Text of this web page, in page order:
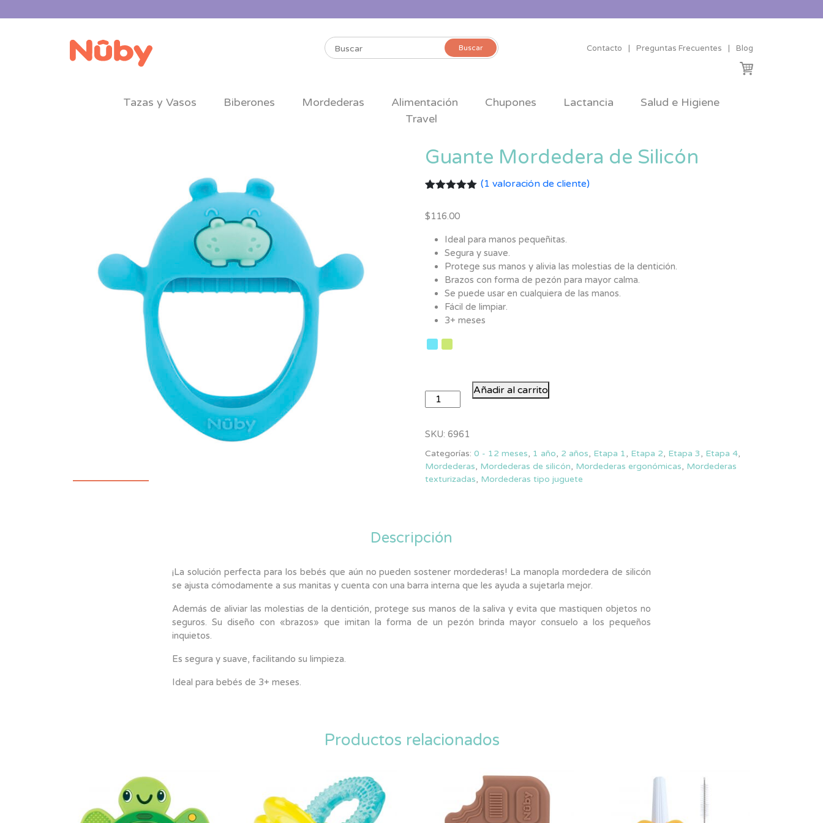
Buscar
Buscar Contacto Preguntas Frecuentes Blog
Tazas y Vasos Biberones Mordederas Alimentación Chupones Lactancia
Salud e Higiene
Travel
Guante Mordedera de Silicón
5 en base
de un
cliente
(1 valoración de cliente)
$116.00
Ideal para manos pequeñitas.
Segura y suave.
Protege sus manos y alivia las molestias de la dentición.
Brazos con forma de pezón para mayor calma.
Se puede usar en cualquiera de las manos.
Fácil de limpiar.
3+ meses
Guante
Mordedera
Silicón
Añadir al carrito
SKU:6961
Categorías:0 - 12 meses, 1 año, 2 años, Etapa 1, Etapa 2, Etapa 3, Etapa 4,
Mordederas, Mordederas de silicón, Mordederas ergonómicas, Mordederas
texturizadas, Mordederas tipo juguete
Descripción
¡La solución perfecta para los bebés que aún no pueden sostener mordederas! La manopla mordedera de silicón
se ajusta cómodamente a sus manitas y cuenta con una barra interna que les ayuda a sujetarla mejor.
Además de aliviar las molestias de la dentición, protege sus manos de la saliva y evita que mastiquen objetos no
seguros. Su diseño con «brazos» que imitan la forma de un pezón brinda mayor consuelo a los pequeños
inquietos.
Es segura y suave, facilitando su limpieza.
Ideal para bebés de 3+ meses.
Productos relacionados